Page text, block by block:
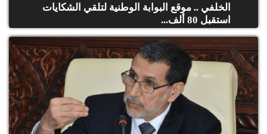
الخلفي .. موقع البوابة الوطنية لتلقي الشكايات
استقبل 80 ألف...